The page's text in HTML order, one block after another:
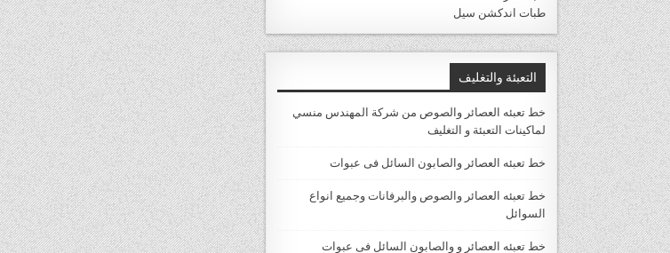
طبات اندكشن سيل
التعبئة والتغليف
خط تعبئه العصائر والصوص من شركة المهندس منسي
لماكينات التعبئة و التغليف
خط تعبئه العصائر والصابون السائل فى عبوات
خط تعبئه العصائر والصوص والبرفانات وجميع انواع
السوائل
خط تعبئه العصائر و والصابون السائل فى عبوات